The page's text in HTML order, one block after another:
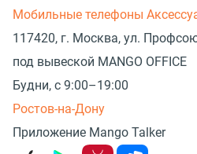
Мобильные телефоны
117420, г. Москва, ул.
под вывеской MANGO OFFICE
Будни, с 9:00–19:00
Ростов-на-Дону
Приложение Mango Talker